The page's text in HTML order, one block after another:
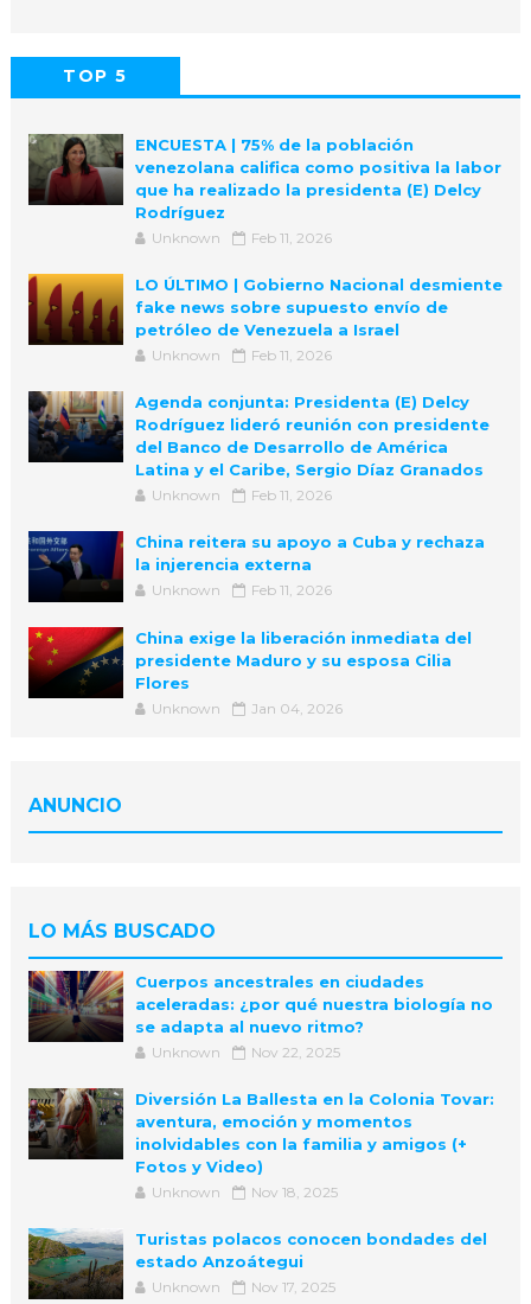
TOP 5
ENCUESTA | 75% de la población
venezolana califica como positiva la labor
que ha realizado la presidenta (E) Delcy
Rodríguez
Unknown Feb 11, 2026
LO ÚLTIMO | Gobierno Nacional desmiente
fake news sobre supuesto envío de
petróleo de Venezuela a Israel
Unknown Feb 11, 2026
Agenda conjunta: Presidenta (E) Delcy
Rodríguez lideró reunión con presidente
del Banco de Desarrollo de América
Latina y el Caribe, Sergio Díaz Granados
Unknown Feb 11, 2026
China reitera su apoyo a Cuba y rechaza
la injerencia externa
Unknown Feb 11, 2026
China exige la liberación inmediata del
presidente Maduro y su esposa Cilia
Flores
Unknown Jan 04, 2026
ANUNCIO
LO MÁS BUSCADO
Cuerpos ancestrales en ciudades
aceleradas: ¿por qué nuestra biología no
se adapta al nuevo ritmo?
Unknown Nov 22, 2025
Diversión La Ballesta en la Colonia Tovar:
aventura, emoción y momentos
inolvidables con la familia y amigos (+
Fotos y Video)
Unknown Nov 18, 2025
Turistas polacos conocen bondades del
estado Anzoátegui
Unknown Nov 17, 2025